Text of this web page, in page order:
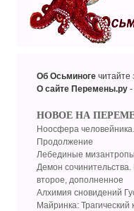
Об Осьминоге читайте
О сайте Перемены.ру -
НОВОЕ НА
Ноосфера человейника.
Продолжение
Лебединые мизантропы
Демон
второе, дополненное
Алхимия сновидений
Майринка: Трагический